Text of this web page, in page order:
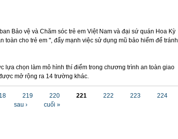
Bảo vệ và Chăm sóc trẻ em Việt Nam và đại sứ quán Hoa Kỳ
toàn cho trẻ em ", đẩy mạnh việc sử dụng mũ bảo hiểm để tránh
lựa chọn làm mô hình thí điểm trong chương trình an toàn giao
mở rộng ra 14 trường khác.
219 220 221 222 223
224
sau › cuối »